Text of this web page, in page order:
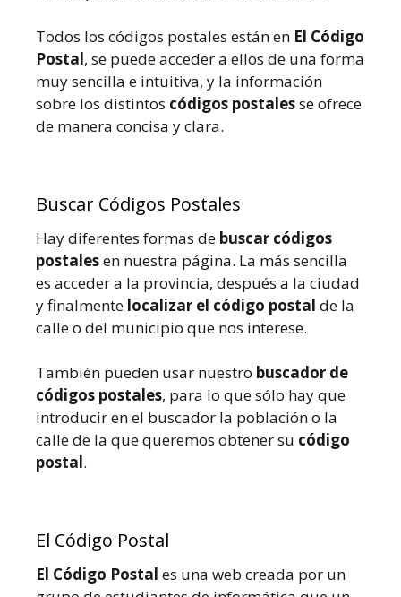
Todos los códigos postales están en El Código
Postal, se puede acceder a ellos de una forma
muy sencilla e intuitiva, y la información
sobre los distintos códigos postalesse ofrece
de manera concisa y clara.
Buscar Códigos Postales
Hay diferentes formas de buscar códigos
postalesen nuestra página. La más sencilla
es acceder a la provincia, después a la ciudad
y finalmente localizar el código postal de la
calle o del municipio que nos interese.
También pueden usar nuestro buscador de
códigos postales, para lo que sólo hay que
introducir en el buscador la población o la
calle de la que queremos obtener su código
postal.
El Código Postal
El Código Postal es una web creada por un